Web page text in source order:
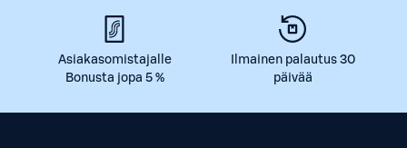
Asiakasomistajalle
Bonusta jopa 5 %
Ilmainen palautus 30
päivää